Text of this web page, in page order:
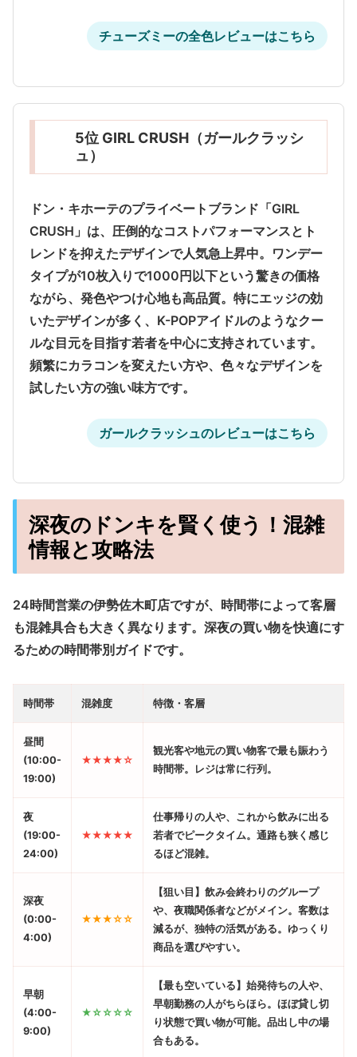
チューズミーの全色レビューはこちら
5位 GIRL CRUSH（ガールクラッシ
ュ）
ドン・キホーテのプライベートブランド「GIRL
CRUSH」は、 圧倒的なコストパフォーマンスとト
レンドを抑えたデザインで人気急上昇中。ワンデー
タイプが10枚入りで1000円以下という驚きの価格
ながら、発色やつけ心地も高品質。特にエッジの効
いたデザインが多く、K-POPアイドルのようなクー
ルな目元を目指す若者を中心に支持されています。
頻繁にカラコンを変えたい方や、色々なデザインを
試したい方の強い味方です。
ガールクラッシュのレビューはこちら
深夜のドンキを賢く使う！混雑
情報と攻略法
24時間営業の伊勢佐木町店ですが、時間帯によって客層
も混雑具合も大きく異なります。深夜の買い物を快適にす
るための時間帯別ガイドです。
時間帯 混雑度 特徴・客層
昼間
(10:00-
19:00)
★★★★☆
観光客や地元の買い物客で最も賑わう
時間帯。レジは常に行列。
夜
(19:00-
24:00)
★★★★★
仕事帰りの人や、これから飲みに出る
若者でピークタイム。通路も狭く感じ
るほど混雑。
深夜
(0:00-
4:00)
★★★☆☆
【狙い目】 飲み会終わりのグループ
や、夜職関係者などがメイン。客数は
減るが、独特の活気がある。ゆっくり
商品を選びやすい。
早朝
(4:00-
9:00)
★☆☆☆☆
【最も空いている】 始発待ちの人や、
早朝勤務の人がちらほら。ほぼ貸し切
り状態で買い物が可能。品出し中の場
合もある。